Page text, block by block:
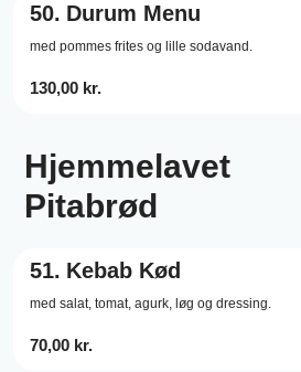
50. Durum Menu
med pommes frites og lille sodavand.
130,00 kr.
Hjemmelavet
Pitabrød
51. Kebab Kød
med salat, tomat, agurk, løg og dressing.
70,00 kr.